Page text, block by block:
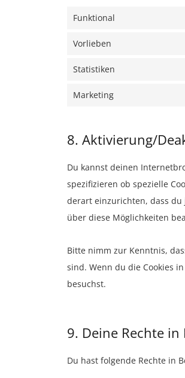
Funktional
Vorlieben
Statistiken
Marketing
8. Aktivierung/
Du kannst deinen
spezifizieren ob spezielle
derart einzurichten, dass
über diese Möglichkeiten
Bitte nimm zur Kenntnis,
sind. Wenn du die Cookies
besuchst.
9. Deine Rechte in
Du hast folgende Rechte in